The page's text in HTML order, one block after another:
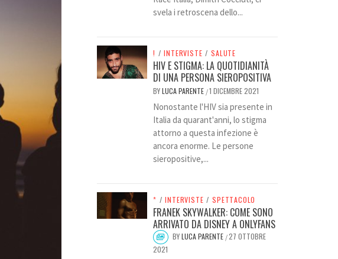
svela i retroscena dello...
! / INTERVISTE / SALUTE
HIV E STIGMA: LA QUOTIDIANITÀ
DI UNA PERSONA SIEROPOSITIVA
BYLUCA PARENTE /1 DICEMBRE 2021
Nonostante l'HIV sia presente in
Italia da quarant'anni, lo stigma
attorno a questa infezione è
ancora enorme. Le persone
sieropositive,...
* / INTERVISTE / SPETTACOLO
FRANEK SKYWALKER: COME SONO
ARRIVATO DA DISNEY A ONLYFANS
BYLUCA PARENTE /27 OTTOBRE
2021